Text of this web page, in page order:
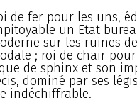
de fer pour les uns,
un Etat
sur les ruines
; roi de chair
de sphinx et son
dominé par ses
indéchiffrable.